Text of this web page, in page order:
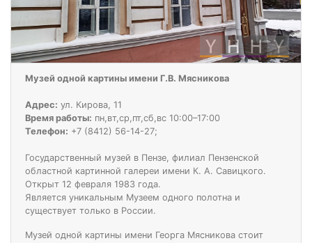
Музей одной картины имени Г.В. Мясникова
Адрес: ул. Кирова, 11
Время работы: пн,вт,ср,пт,сб,вс 10:00–17:00
Телефон: +7 (8412) 56-14-27;
Государственный музей в Пензе, филиал Пензенской
областной картинной галереи имени К. А. Савицкого.
Открыт 12 февраля 1983 года.
Является уникальным Музеем одного полотна и
существует только в России.
Музей одной картины имени Георга Мясникова стоит